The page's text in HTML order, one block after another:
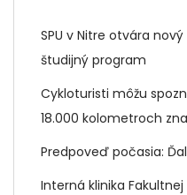
SPU v Nitre otvára
študijný program
Cykloturisti môžu
18.000 kolometroch
Predpoveď počasia:
Interná klinika